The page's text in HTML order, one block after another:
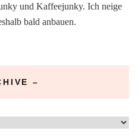
und Kaffeejunky. Ich neige
bald anbauen.
–